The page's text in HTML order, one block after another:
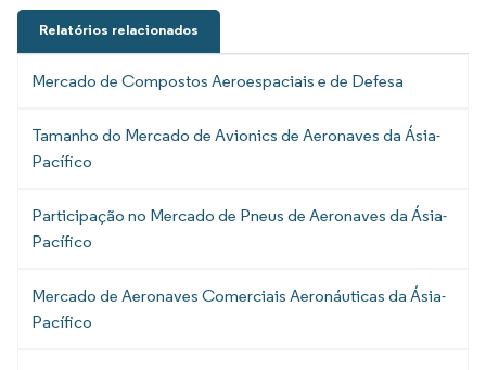
Relatórios relacionados
Mercado de Compostos Aeroespaciais e de Defesa
Tamanho do Mercado de Avionics de Aeronaves da Ásia-
Pacífico
Participação no Mercado de Pneus de Aeronaves da Ásia-
Pacífico
Mercado de Aeronaves Comerciais Aeronáuticas da Ásia-
Pacífico